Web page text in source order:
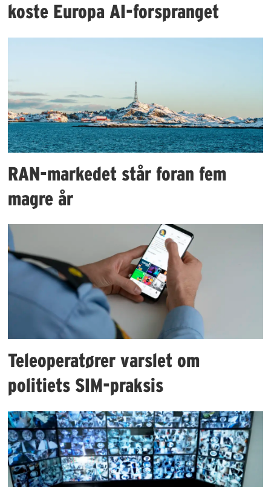
koste Europa AI-forspranget
RAN-markedet står foran fem
magre år
Teleoperatører varslet om
politiets SIM-praksis